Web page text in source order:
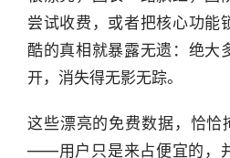
尝试收费，或者把核心功能
酷的真相就暴露无遗：绝大
开，消失得无影无踪。
这些漂亮的免费数据，恰恰
——用户只是来占便宜的，